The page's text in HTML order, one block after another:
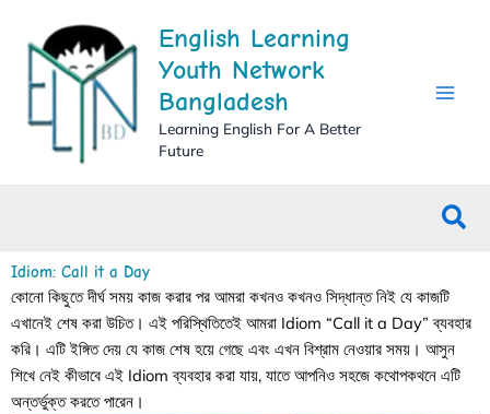
content
English Learning
Youth Network
Bangladesh
Learning English For A Better
Future
Idiom: Call it a Day
কোনো কিছুতে দীর্ঘ সময় কাজ করার পর আমরা কখনও কখনও সিদ্ধান্ত নিই যে কাজটি
এখানেই শেষ করা উচিত। এই পরিস্থিতিতেই আমরা Idiom “Call it a Day” ব্যবহার
করি। এটি ইঙ্গিত দেয় যে কাজ শেষ হয়ে গেছে এবং এখন বিশ্রাম নেওয়ার সময়। আসুন
শিখে নেই কীভাবে এই Idiom ব্যবহার করা যায়, যাতে আপনিও সহজে কথোপকথনে এটি
অন্তর্ভুক্ত করতে পারেন।